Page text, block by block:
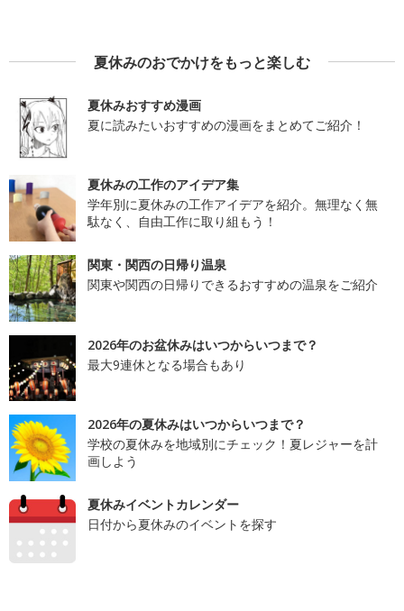
夏休みのおでかけをもっと楽しむ
夏休みおすすめ漫画
夏に読みたいおすすめの漫画をまとめてご紹介！
夏休みの工作のアイデア集
学年別に夏休みの工作アイデアを紹介。無理なく無
駄なく、自由工作に取り組もう！
関東・関西の日帰り温泉
関東や関西の日帰りできるおすすめの温泉をご紹介
2026年のお盆休みはいつからいつまで？
最大9連休となる場合もあり
2026年の夏休みはいつからいつまで？
学校の夏休みを地域別にチェック！夏レジャーを計
画しよう
夏休みイベントカレンダー
日付から夏休みのイベントを探す